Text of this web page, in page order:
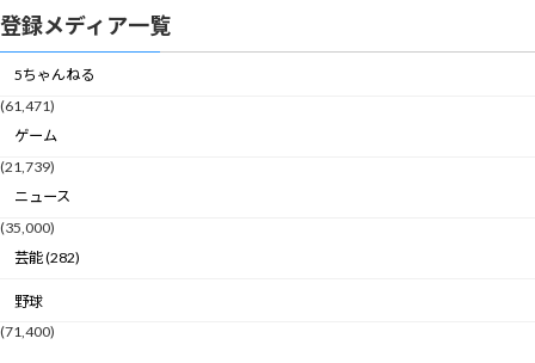
登録メディア一覧
5ちゃんねる
(61,471)
ゲーム
(21,739)
ニュース
(35,000)
芸能 (282)
野球
(71,400)